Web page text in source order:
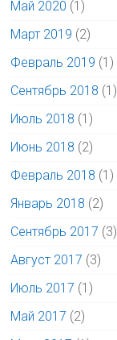
Май 2020 (1)
Март 2019 (2)
Февраль 2019 (1)
Сентябрь 2018 (1)
Июль 2018 (1)
Июнь 2018 (2)
Февраль 2018 (1)
Январь 2018 (2)
Сентябрь 2017 (3)
Август 2017 (3)
Июль 2017 (1)
Май 2017 (2)